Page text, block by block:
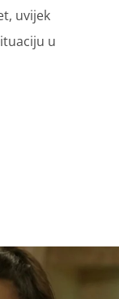
uvijek
u